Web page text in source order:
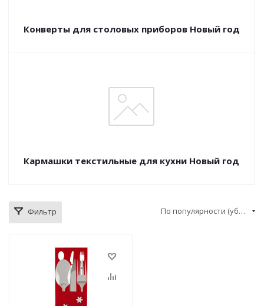
Конверты для столовых приборов Новый год
Кармашки текстильные для кухни Новый год
Фильтр По популярности (убывание)